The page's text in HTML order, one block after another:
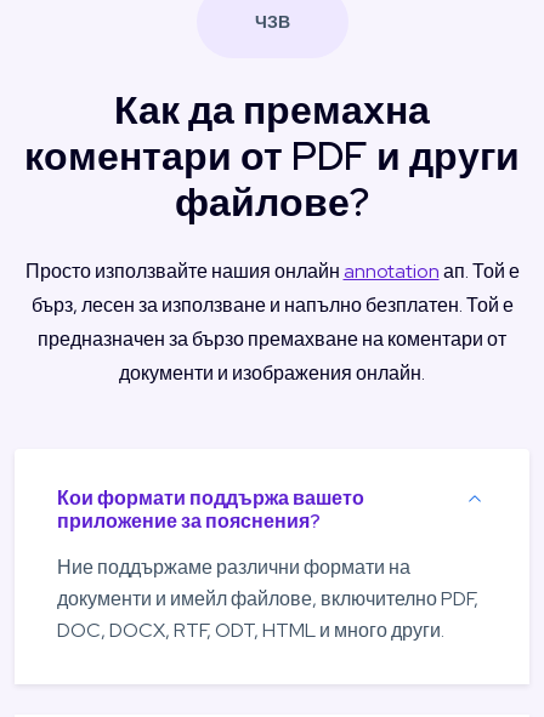
ЧЗВ
Как да премахна
коментари от PDF и други
файлове?
Просто използвайте нашия онлайнannotationап. Той е
бърз, лесен за използване и напълно безплатен. Той е
предназначен за бързо премахване на коментари от
документи и изображения онлайн.
Кои формати поддържа вашето
приложение за пояснения?
Ние поддържаме различни формати на
документи и имейл файлове, включително PDF,
DOC, DOCX, RTF, ODT, HTML и много други.